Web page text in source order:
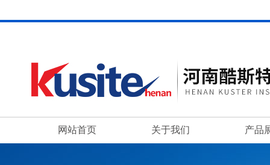
网站首页 关于我们 产品